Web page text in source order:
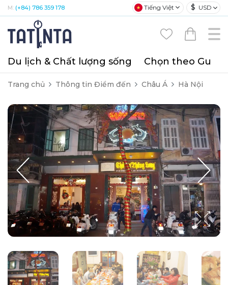
M: (+84) 786 359 178 Tiếng Việt $ USD
Du lịch & Chất lượng sống Chọn theo Gu
Trang chủ Thông tin Điểm đến Châu Á Hà Nội